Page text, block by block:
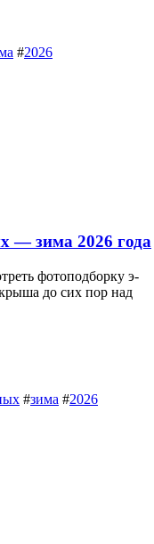
#2026
— зима 2026 года
фотоподборку э-
до сих пор над
#зима #2026